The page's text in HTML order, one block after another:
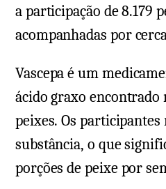
a participação de 8.179
acompanhadas por
Vascepa é um
ácido graxo encontrado
peixes. Os participantes
substância, o que
porções de peixe por